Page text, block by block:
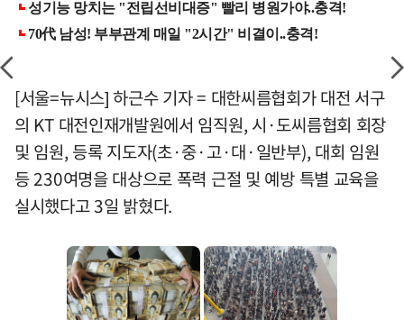
[서울=뉴시스] 하근수 기자 = 대한씨름협회가 대전 서구
의 KT 대전인재개발원에서 임직원, 시·도씨름협회 회장
및 임원, 등록 지도자(초·중·고·대·일반부), 대회 임원
등 230여명을 대상으로 폭력 근절 및 예방 특별 교육을
실시했다고 3일 밝혔다.